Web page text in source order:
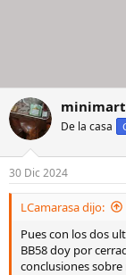
De la casa
30 Dic 2024
LCamarasa dijo:
Pues con los dos
BB58 doy por
conclusiones